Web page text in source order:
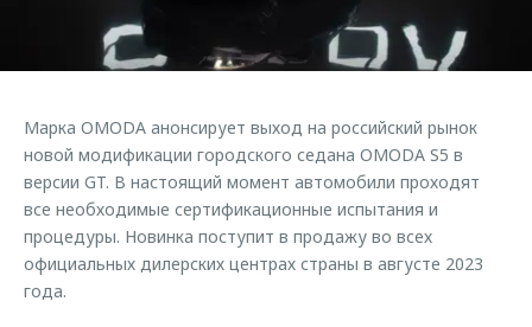
Кредитный калькулятор
Одежда и сувениры
Оригинальные аксессуары
Запчасти
Трейд-ин
Руководства по эксплуатации
Клиентская поддержка
Клуб владельцев OMODA
Приложение O&J
Аксессуары
Одежда и сувениры
Правовая информация
Обратная связь
Марка OMODA анонсирует выход на российский рынок
новой модификации городского седана OMODA S5 в
версии GT. В настоящий момент автомобили проходят
все необходимые сертификационные испытания и
процедуры. Новинка поступит в продажу во всех
официальных дилерских центрах страны в августе 2023
года.